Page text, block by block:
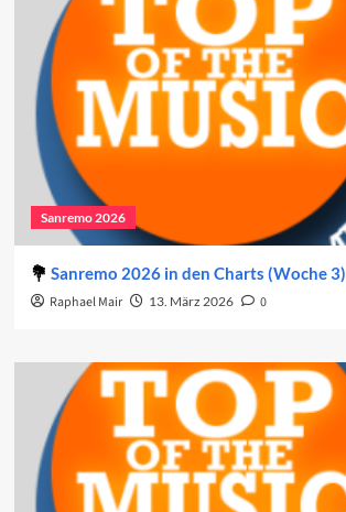
Sanremo 2026
Sanremo 2026 in den Charts (Woche 3)
Raphael Mair 13. März 2026 0